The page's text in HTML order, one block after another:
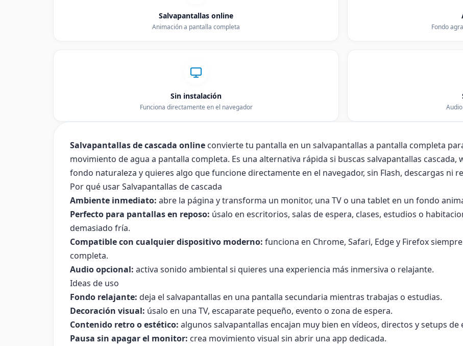
Salvapantallas online
Animación a pantalla completa Fondo
Sin instalación
Funciona directamente en el navegador
Salvapantallas de cascada online convierte tu pantalla en un salvapantallas a pantalla completa
movimiento de agua a pantalla completa. Es una alternativa rápida si buscas salvapantallas cascada,
fondo naturaleza y quieres algo que funcione directamente en el navegador, sin Flash, descargas ni
Por qué usar Salvapantallas de cascada
Ambiente inmediato: abre la página y transforma un monitor, una TV o una tablet en un fondo
Perfecto para pantallas en reposo: úsalo en escritorios, salas de espera, clases, estudios o
demasiado fría.
Compatible con cualquier dispositivo moderno: funciona en Chrome, Safari, Edge y Firefox
completa.
Audio opcional: activa sonido ambiental si quieres una experiencia más inmersiva o relajante.
Ideas de uso
Fondo relajante: deja el salvapantallas en una pantalla secundaria mientras trabajas o estudias.
Decoración visual: úsalo en una TV, escaparate pequeño, evento o zona de espera.
Contenido retro o estético: algunos salvapantallas encajan muy bien en vídeos, directos y setups de
Pausa sin apagar el monitor: crea movimiento visual sin abrir una app dedicada.